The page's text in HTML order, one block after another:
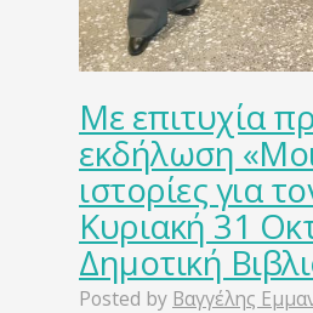
Με επιτυχία
εκδήλωση
ιστορίες για
Κυριακή 31
Δημοτική
Posted by Βαγγέλης